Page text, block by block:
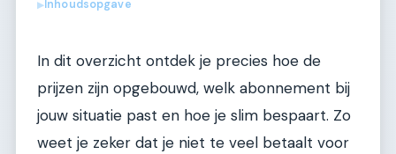
▶Inhoudsopgave
In dit overzicht ontdek je precies hoe de
prijzen zijn opgebouwd, welk abonnement bij
jouw situatie past en hoe je slim bespaart. Zo
weet je zeker dat je niet te veel betaalt voor